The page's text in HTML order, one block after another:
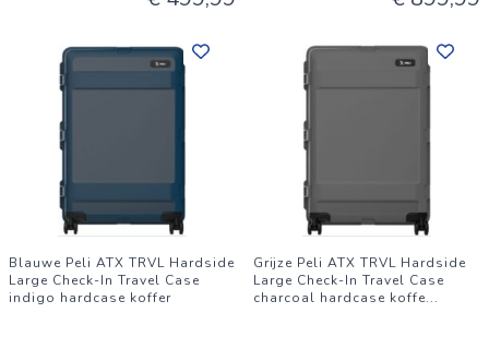
Blauwe Peli ATX TRVL Hardside
Large Check-In Travel Case
indigo hardcase koffer
Grijze Peli ATX TRVL Hardside
Large Check-In Travel Case
charcoal hardcase koffe...